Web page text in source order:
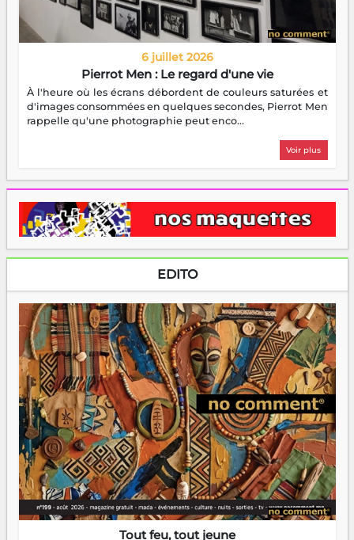
6 juillet 2026
Pierrot Men : Le regard d'une vie
À l'heure où les écrans débordent de couleurs saturées et
d'images consommées en quelques secondes, Pierrot Men
rappelle qu'une photographie peut enco...
Voir plus
EDITO
Tout feu, tout jeune